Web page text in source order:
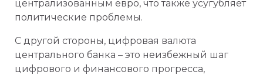
централизованным евро, что также усугубляет
политические проблемы.
С другой стороны, цифровая валюта
центрального банка – это неизбежный шаг
цифрового и финансового прогресса,